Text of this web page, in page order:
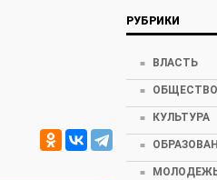
РУБРИКИ
ВЛАСТЬ
ОБЩЕСТВО
КУЛЬТУРА